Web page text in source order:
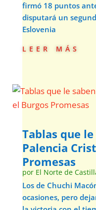
firmó 18 puntos
disputará un
Eslovenia
leer más
Tablas que
Palencia
Promesas
por El Norte de
Los de Chuchi
ocasiones, pero